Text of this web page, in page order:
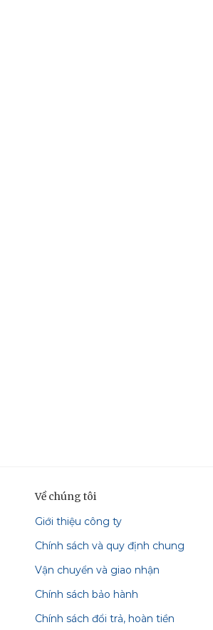
Về chúng tôi
Giới thiệu công ty
Chính sách và quy định chung
Vận chuyển và giao nhận
Chính sách bảo hành
Chính sách đổi trả, hoàn tiền